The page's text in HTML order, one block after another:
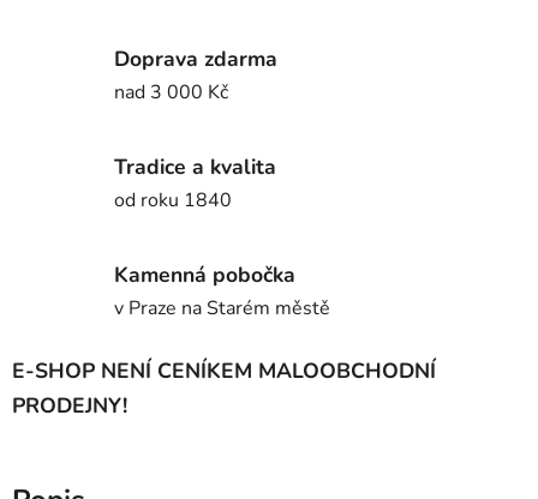
Doprava zdarma
nad 3 000 Kč
Tradice a kvalita
od roku 1840
Kamenná pobočka
v Praze na Starém městě
E-SHOP NENÍ CENÍKEM MALOOBCHODNÍ
PRODEJNY!